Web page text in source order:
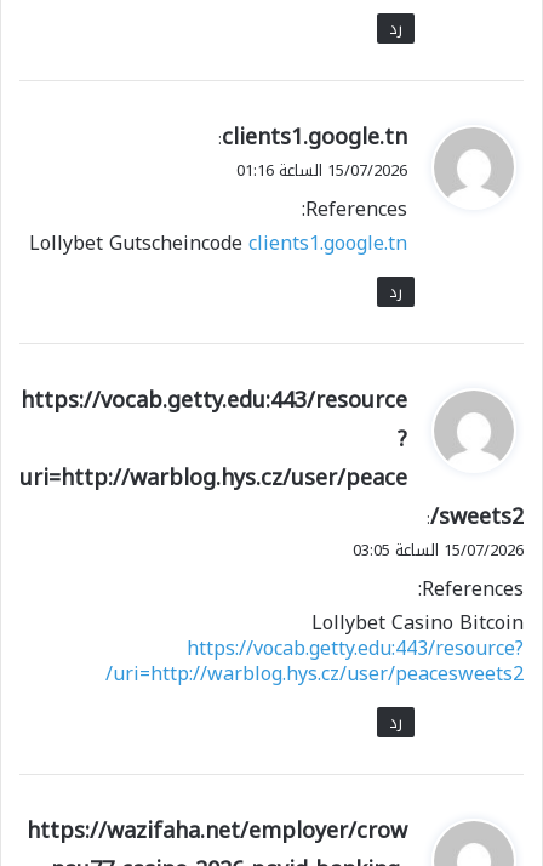
رد
ي
ق
ل
clients1.google.tn
:
15/07/2026 الساعة 01:16
References:
Lollybet Gutscheincodeclients1.google.tn
رد
ي
ق
و
ل
https://vocab.getty.edu:443/resource
?
uri=http://warblog.hys.cz/user/peace
sweets2/
:
15/07/2026 الساعة 03:05
References:
Lollybet Casino Bitcoin
https://vocab.getty.edu:443/resource?
uri=http://warblog.hys.cz/user/peacesweets2/
رد
ي
https://wazifaha.net/employer/crow